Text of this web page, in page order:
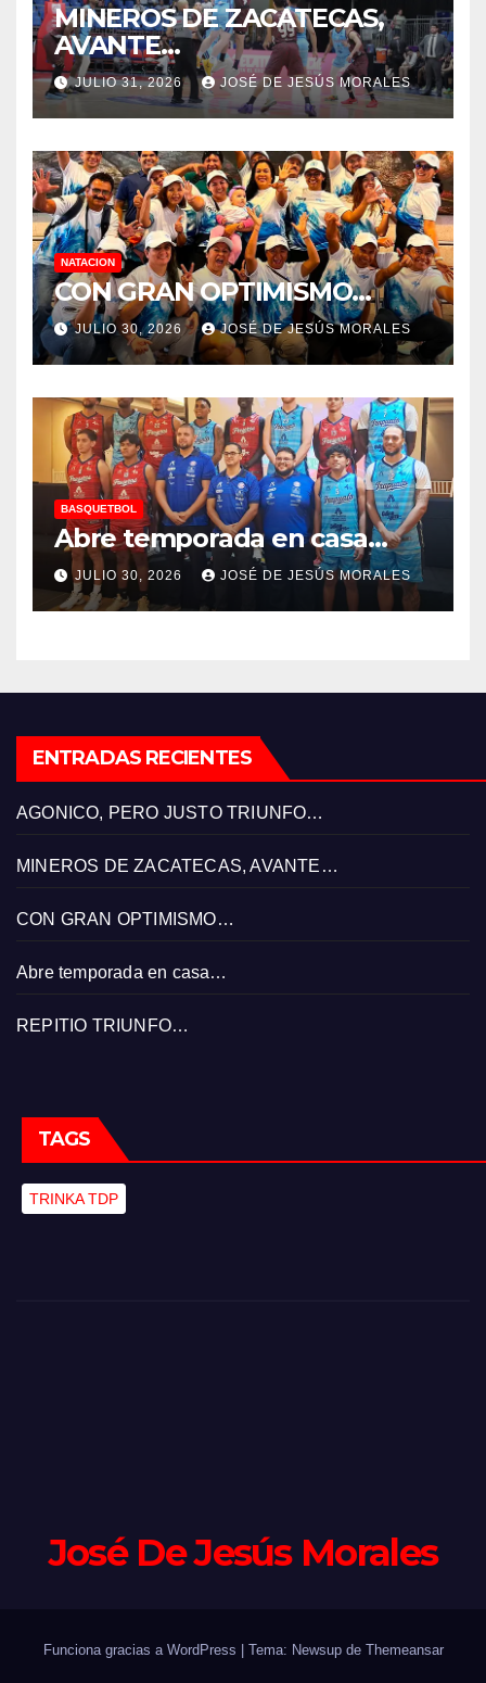
MINEROS DE ZACATECAS,
AVANTE…
JULIO 31, 2026 JOSÉ DE JESÚS MORALES
NATACION
CON GRAN OPTIMISMO…
JULIO 30, 2026 JOSÉ DE JESÚS MORALES
BASQUETBOL
Abre temporada en casa…
JULIO 30, 2026 JOSÉ DE JESÚS MORALES
ENTRADAS RECIENTES
AGONICO, PERO JUSTO TRIUNFO…
MINEROS DE ZACATECAS, AVANTE…
CON GRAN OPTIMISMO…
Abre temporada en casa…
REPITIO TRIUNFO…
TAGS
TRINKA TDP
José De Jesús Morales
Funciona gracias a WordPress Tema: Newsup de Themeansar